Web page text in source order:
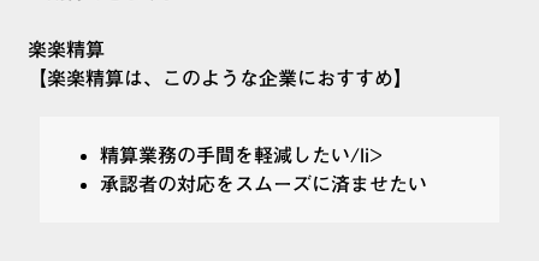
楽楽精算
【楽楽精算は、このような企業におすすめ】
精算業務の手間を軽減したい/li>
承認者の対応をスムーズに済ませたい